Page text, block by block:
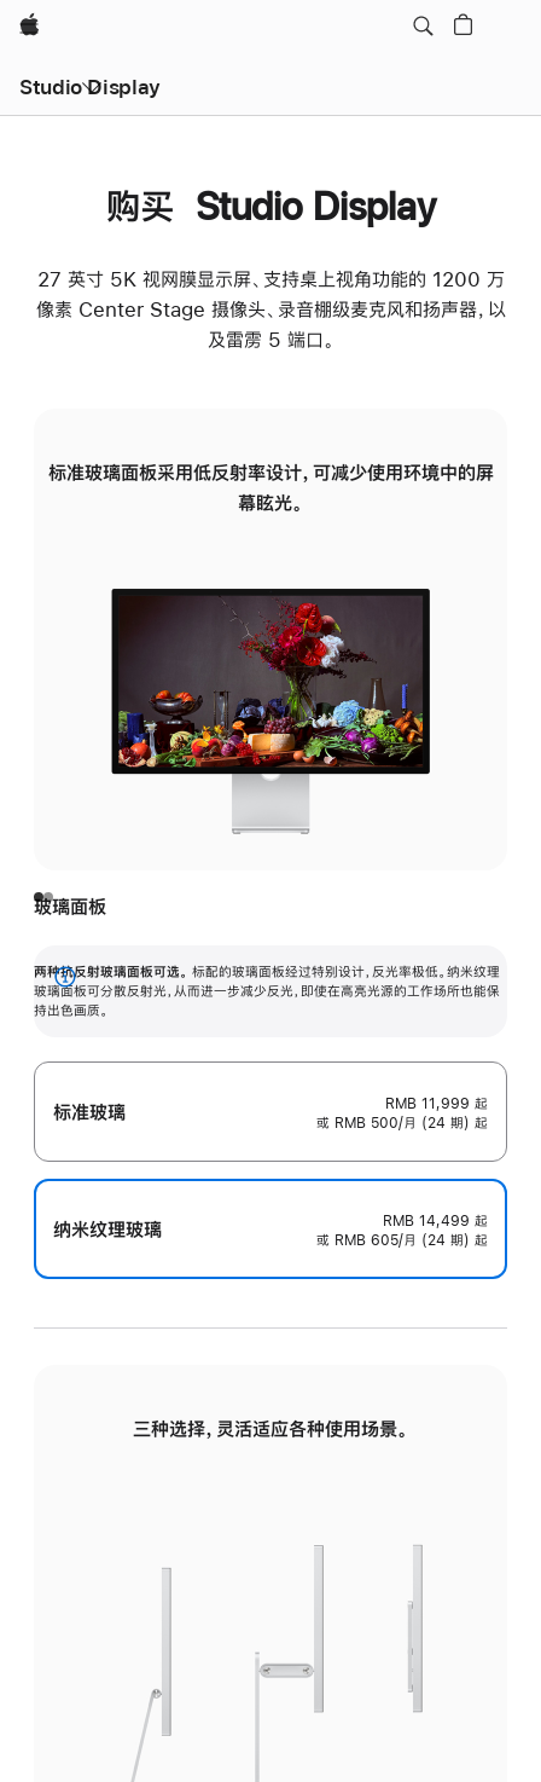
Apple
Studio Display
购买 Studio Display
27 英寸 5K 视网膜显示屏、支持桌上视角功能的 1200 万
像素 Center Stage 摄像头、录音棚级麦克风和扬声器，以
及雷雳 5 端口。
标准玻璃面板采用低反射率设计，可减少使用环境中的屏
幕眩光。
玻璃面板
两种抗反射玻璃面板可选。 标配的玻璃面板经过特别设计，反光率极低。纳米纹理
玻璃面板可分散反射光，从而进一步减少反光，即使在高亮光源的工作场所也能保
持出色画质。
展
开
标准玻璃 RMB 11,999 起
或 RMB 500/月 (24 期) 起
纳米纹理玻璃 RMB 14,499 起
或 RMB 605/月 (24 期) 起
三种选择，灵活适应各种使用场景。